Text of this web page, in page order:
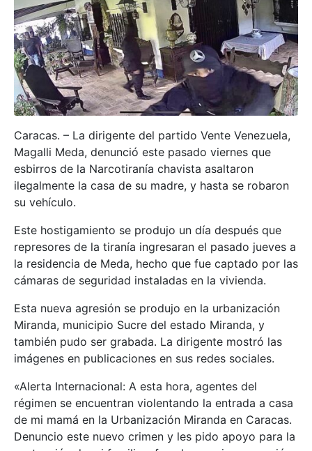
Caracas. – La dirigente del partido Vente Venezuela,
Magalli Meda, denunció este pasado viernes que
esbirros de la Narcotiranía chavista asaltaron
ilegalmente la casa de su madre, y hasta se robaron
su vehículo.
Este hostigamiento se produjo un día después que
represores de la tiranía ingresaran el pasado jueves a
la residencia de Meda, hecho que fue captado por las
cámaras de seguridad instaladas en la vivienda.
Esta nueva agresión se produjo en la urbanización
Miranda, municipio Sucre del estado Miranda, y
también pudo ser grabada. La dirigente mostró las
imágenes en publicaciones en sus redes sociales.
«Alerta Internacional: A esta hora, agentes del
régimen se encuentran violentando la entrada a casa
de mi mamá en la Urbanización Miranda en Caracas.
Denuncio este nuevo crimen y les pido apoyo para la